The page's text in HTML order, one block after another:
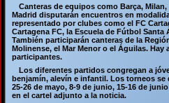
Canteras de equipos como Barça,
Madrid disputarán encuentros en
representado por clubes como el FC
Cartagena FC, la Escuela de Fútbol Santa
También participarán canteras de la
Molinense, el Mar Menor o el Águilas.
participantes.
Los diferentes partidos congregan a
benjamín, alevín e infantil. Los torneos
25-26 de mayo, 8-9 de junio, 15-16 de
en el cartel adjunto a la noticia.